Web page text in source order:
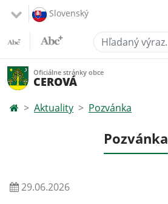
Slovenský
Hľadaný výraz...
Oficiálne stránky obce
CEROVÁ
Aktuality Pozvánka
Pozvánka
29.06.2026